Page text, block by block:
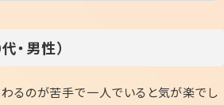
・男性）
るのが苦手で一人でいると気が楽でし